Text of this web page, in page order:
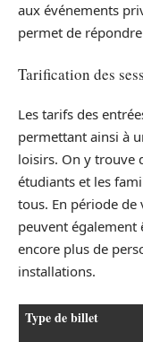
aux événements
permet de
Tarification des
Les tarifs des
permettant ainsi à
loisirs. On y trouve
étudiants et les
tous. En période de
peuvent également
encore plus de
installations.
Type de billet